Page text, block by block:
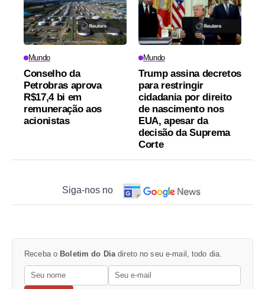
Mundo
Conselho da
Petrobras aprova
R$17,4 bi em
remuneração aos
acionistas
Mundo
Trump assina decretos
para restringir
cidadania por direito
de nascimento nos
EUA, apesar da
decisão da Suprema
Corte
Siga-nos no
Receba o Boletim do Diadireto no seu e-mail, todo dia.